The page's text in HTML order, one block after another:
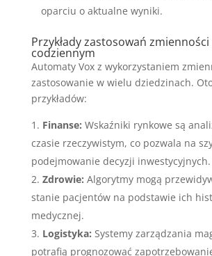
oparciu o aktualne wyniki.
Przykłady zastosowań zmienności
codziennym
Automaty Vox z wykorzystaniem
zastosowanie w wielu dziedzinach.
przykładów:
Finanse: Wskaźniki rynkowe są
czasie rzeczywistym, co pozwala na
podejmowanie decyzji inwestycyjnych.
Zdrowie: Algorytmy mogą
stanie pacjentów na podstawie ich
medycznej.
Logistyka: Systemy zarządzania
potrafią prognozować